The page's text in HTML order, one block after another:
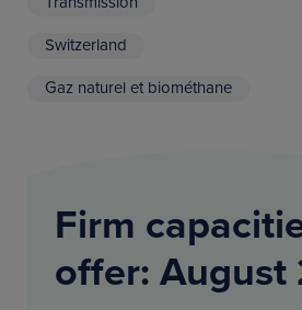
Switzerland
Gaz naturel et biométhane
Firm
offer: August